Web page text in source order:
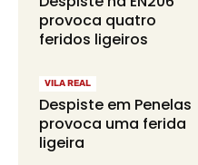
provoca quatro
feridos ligeiros
VILA REAL
Despiste em Penelas
provoca uma ferida
ligeira